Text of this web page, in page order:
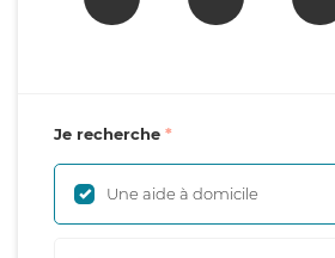
Je recherche
Une aide à domicile